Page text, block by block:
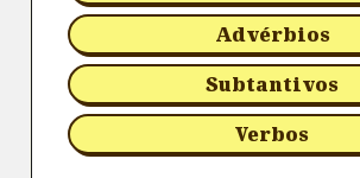
Advérbios
Subtantivos
Verbos